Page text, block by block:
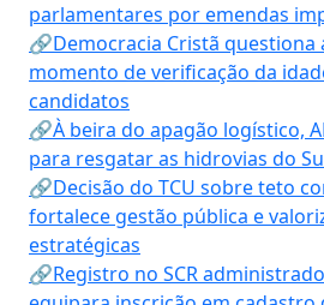
parlamentares por emendas
🔗Democracia Cristã questiona
momento de verificação da
candidatos
🔗À beira do apagão logístico,
para resgatar as hidrovias do
🔗Decisão do TCU sobre teto
fortalece gestão pública e
estratégicas
🔗Registro no SCR